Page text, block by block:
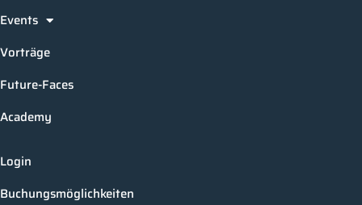
Events
Vorträge
Future-Faces
Academy
Login
Buchungsmöglichkeiten